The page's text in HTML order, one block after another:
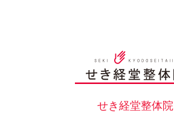
せき経堂整体院